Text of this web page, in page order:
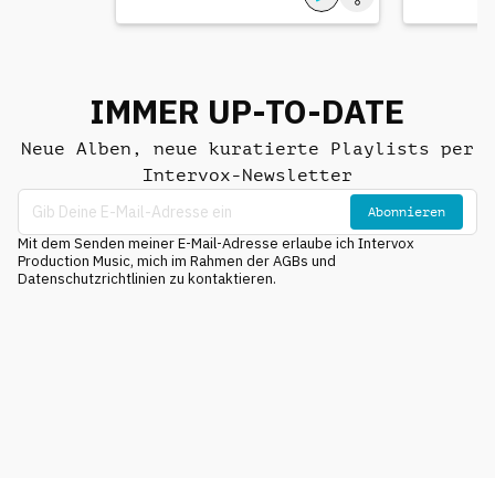
IMMER UP-TO-DATE
Neue Alben, neue kuratierte Playlists per
Intervox-Newsletter
Abonnieren
Mit dem Senden meiner E-Mail-Adresse erlaube ich Intervox
Production Music, mich im Rahmen der AGBs und
Datenschutzrichtlinien zu kontaktieren.